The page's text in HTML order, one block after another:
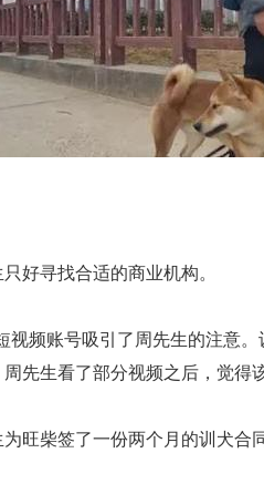
好寻找合适的商业机构。
视频账号吸引了周先生的注意
周先生看了部分视频之后，觉得
旺柴签了一份两个月的训犬合